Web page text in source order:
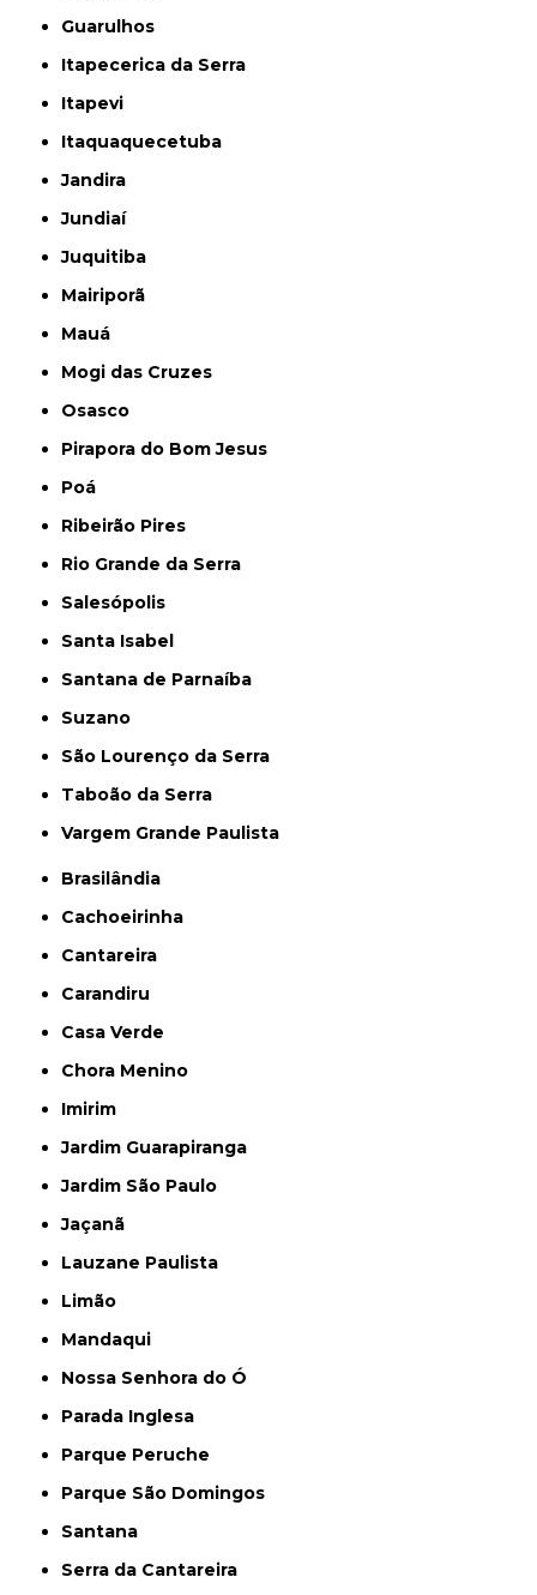
Guarulhos
Itapecerica da Serra
Itapevi
Itaquaquecetuba
Jandira
Jundiaí
Juquitiba
Mairiporã
Mauá
Mogi das Cruzes
Osasco
Pirapora do Bom Jesus
Poá
Ribeirão Pires
Rio Grande da Serra
Salesópolis
Santa Isabel
Santana de Parnaíba
Suzano
São Lourenço da Serra
Taboão da Serra
Vargem Grande Paulista
Brasilândia
Cachoeirinha
Cantareira
Carandiru
Casa Verde
Chora Menino
Imirim
Jardim Guarapiranga
Jardim São Paulo
Jaçanã
Lauzane Paulista
Limão
Mandaqui
Nossa Senhora do Ó
Parada Inglesa
Parque Peruche
Parque São Domingos
Santana
Serra da Cantareira